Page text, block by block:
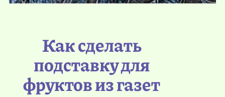
Как сделать
подставку для
фруктов из газет